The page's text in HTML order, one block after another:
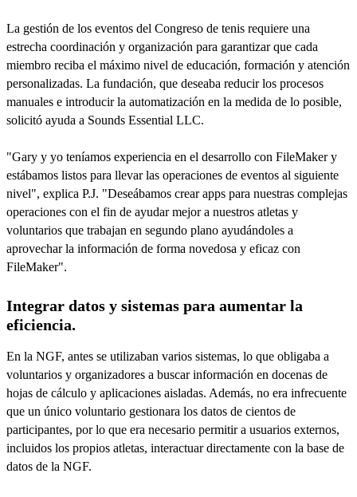
La gestión de los eventos del Congreso de tenis requiere una
estrecha coordinación y organización para garantizar que cada
miembro reciba el máximo nivel de educación, formación y atención
personalizadas. La fundación, que deseaba reducir los procesos
manuales e introducir la automatización en la medida de lo posible,
solicitó ayuda a Sounds Essential LLC.
"Gary y yo teníamos experiencia en el desarrollo con FileMaker y
estábamos listos para llevar las operaciones de eventos al siguiente
nivel", explica P.J. "Deseábamos crear apps para nuestras complejas
operaciones con el fin de ayudar mejor a nuestros atletas y
voluntarios que trabajan en segundo plano ayudándoles a
aprovechar la información de forma novedosa y eficaz con
FileMaker".
Integrar datos y sistemas para aumentar la
eficiencia.
En la NGF, antes se utilizaban varios sistemas, lo que obligaba a
voluntarios y organizadores a buscar información en docenas de
hojas de cálculo y aplicaciones aisladas. Además, no era infrecuente
que un único voluntario gestionara los datos de cientos de
participantes, por lo que era necesario permitir a usuarios externos,
incluidos los propios atletas, interactuar directamente con la base de
datos de la NGF.